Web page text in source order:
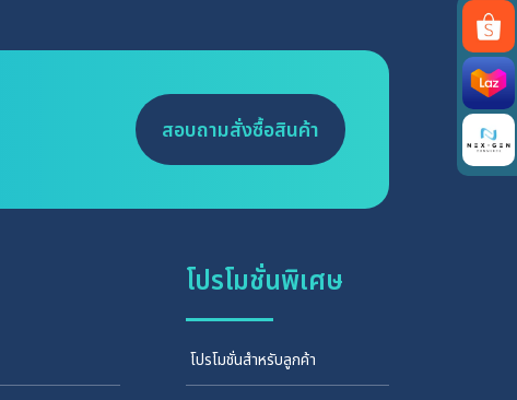
สอบถามสั่งซื้อสินค้า
โปรโมชั่นพิเศษ
โปรโมชั่นสำหรับลูกค้า